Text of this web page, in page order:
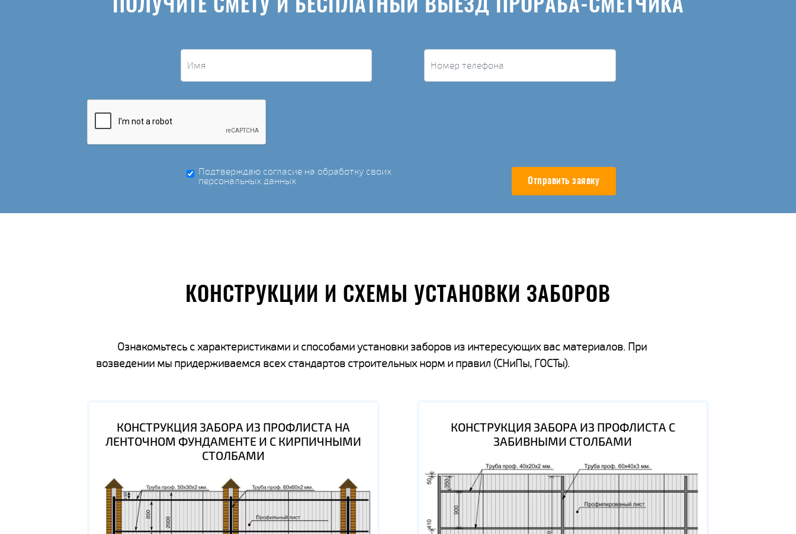
ПОЛУЧИТЕ СМЕТУ И БЕСПЛАТНЫЙ ВЫЕЗД ПРОРАБА-СМЕТЧИКА
Подтверждаю согласие на обработку своих
персональных данных Отправить заявку
КОНСТРУКЦИИ И СХЕМЫ УСТАНОВКИ ЗАБОРОВ
Ознакомьтесь с характеристиками и способами установки заборов из интересующих вас материалов. При
возведении мы придерживаемся всех стандартов строительных норм и правил (СНиПы, ГОСТы).
КОНСТРУКЦИЯ ЗАБОРА ИЗ ПРОФЛИСТА НА
ЛЕНТОЧНОМ ФУНДАМЕНТЕ И С КИРПИЧНЫМИ
СТОЛБАМИ
КОНСТРУКЦИЯ ЗАБОРА ИЗ ПРОФЛИСТА С
ЗАБИВНЫМИ СТОЛБАМИ